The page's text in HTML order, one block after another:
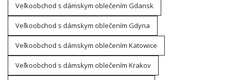
Veľkoobchod s dámskym oblečením Gdansk
Veľkoobchod s dámskym oblečením Gdyna
Veľkoobchod s dámskym oblečením Katowice
Veľkoobchod s dámskym oblečením Krakov